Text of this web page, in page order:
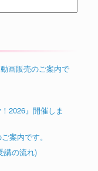
画販売のご案内で
2026』開催しま
案内です。
講の流れ)